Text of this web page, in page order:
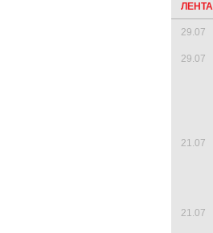
29.07
29.07
21.07
21.07